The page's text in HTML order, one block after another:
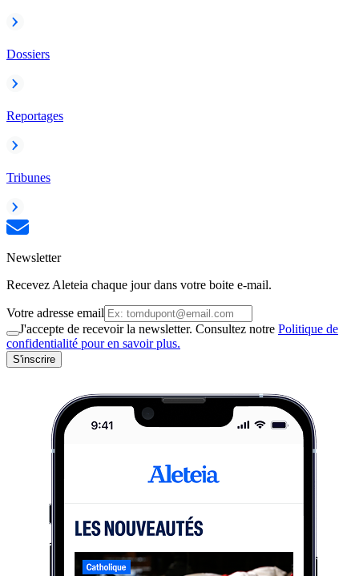
Dossiers
Reportages
Tribunes
Newsletter
Recevez Aleteia chaque jour dans votre boite e-mail.
Votre adresse email
J'accepte de recevoir la newsletter. Consultez notre Politique de
confidentialité pour en savoir plus.
S'inscrire